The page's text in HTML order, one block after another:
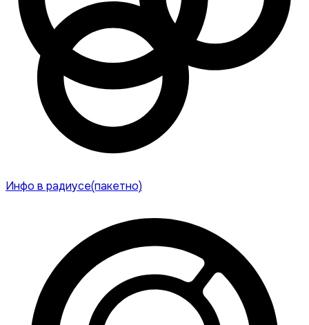
Инфо в радиусе(пакетно)